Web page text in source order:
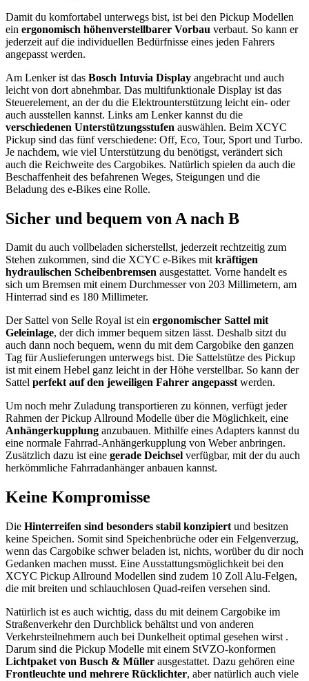
Damit du komfortabel unterwegs bist, ist bei den Pickup Modellen
ein ergonomisch höhenverstellbarer Vorbau verbaut. So kann er
jederzeit auf die individuellen Bedürfnisse eines jeden Fahrers
angepasst werden.
Am Lenker ist das Bosch Intuvia Display angebracht und auch
leicht von dort abnehmbar. Das multifunktionale Display ist das
Steuerelement, an der du die Elektrounterstützung leicht ein- oder
auch ausstellen kannst. Links am Lenker kannst du die
verschiedenen Unterstützungsstufen auswählen. Beim XCYC
Pickup sind das fünf verschiedene: Off, Eco, Tour, Sport und Turbo.
Je nachdem, wie viel Unterstützung du benötigst, verändert sich
auch die Reichweite des Cargobikes. Natürlich spielen da auch die
Beschaffenheit des befahrenen Weges, Steigungen und die
Beladung des e-Bikes eine Rolle.
Sicher und bequem von A nach B
Damit du auch vollbeladen sicherstellst, jederzeit rechtzeitig zum
Stehen zukommen, sind die XCYC e-Bikes mitkräftigen
hydraulischen Scheibenbremsen ausgestattet. Vorne handelt es
sich um Bremsen mit einem Durchmesser von 203 Millimetern, am
Hinterrad sind es 180 Millimeter.
Der Sattel von Selle Royal ist ein ergonomischer Sattel mit
Geleinlage, der dich immer bequem sitzen lässt. Deshalb sitzt du
auch dann noch bequem, wenn du mit dem Cargobike den ganzen
Tag für Auslieferungen unterwegs bist. Die Sattelstütze des Pickup
ist mit einem Hebel ganz leicht in der Höhe verstellbar. So kann der
Sattel perfekt auf den jeweiligen Fahrer angepasstwerden.
Um noch mehr Zuladung transportieren zu können, verfügt jeder
Rahmen der Pickup Allround Modelle über die Möglichkeit, eine
Anhängerkupplung anzubauen. Mithilfe eines Adapters kannst du
eine normale Fahrrad-Anhängerkupplung von Weber anbringen.
Zusätzlich dazu ist eine gerade Deichsel verfügbar, mit der du auch
herkömmliche Fahrradanhänger anbauen kannst.
Keine Kompromisse
Die Hinterreifen sind besonders stabil konzipiert und besitzen
keine Speichen. Somit sind Speichenbrüche oder ein Felgenverzug,
wenn das Cargobike schwer beladen ist, nichts, worüber du dir noch
Gedanken machen musst. Eine Ausstattungsmöglichkeit bei den
XCYC Pickup Allround Modellen sind zudem 10 Zoll Alu-Felgen,
die mit breiten und schlauchlosen Quad-reifen versehen sind.
Natürlich ist es auch wichtig, dass du mit deinem Cargobike im
Straßenverkehr den Durchblick behältst und von anderen
Verkehrsteilnehmern auch bei Dunkelheit optimal gesehen wirst .
Darum sind die Pickup Modelle mit einem StVZO-konformen
Lichtpaket von Busch & Müller ausgestattet. Dazu gehören eine
Frontleuchte und mehrere Rücklichter, aber natürlich auch viele